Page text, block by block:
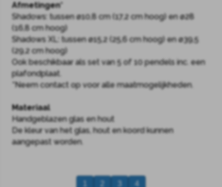
Afmetingen*
Shadows: tussen ø10,8 cm (17,2 cm hoog) en ø28
(16,8 cm hoog)
Shadows XL: tussen ø15,2 (25,6 cm hoog) en ø39,5
(29,2 cm hoog)
Ook beschikbaar als set van 5 of 10 pendels inc. een
plafondplaat.
*Neem contact op voor alle maatmogelijkheden.
Materiaal
Handgeblazen glas en hout
De kleur van het glas, hout en koord kunnen
aangepast worden.
4